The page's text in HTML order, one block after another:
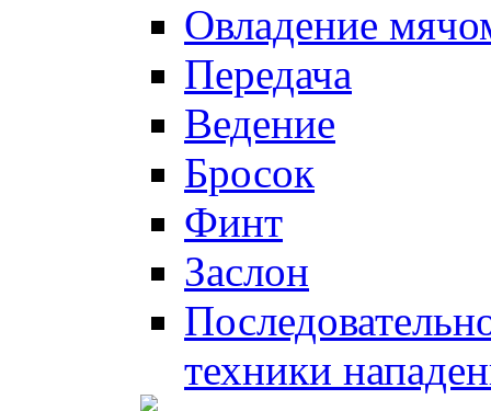
Овладение
Передача
Ведение
Бросок
Финт
Заслон
техники